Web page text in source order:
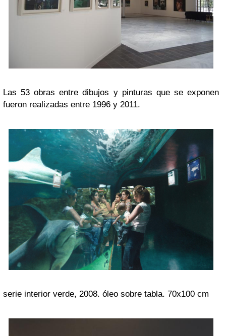
Las 53 obras entre dibujos y pinturas que se exponen
fueron realizadas entre 1996 y 2011.
serie interior verde, 2008. óleo sobre tabla. 70x100 cm